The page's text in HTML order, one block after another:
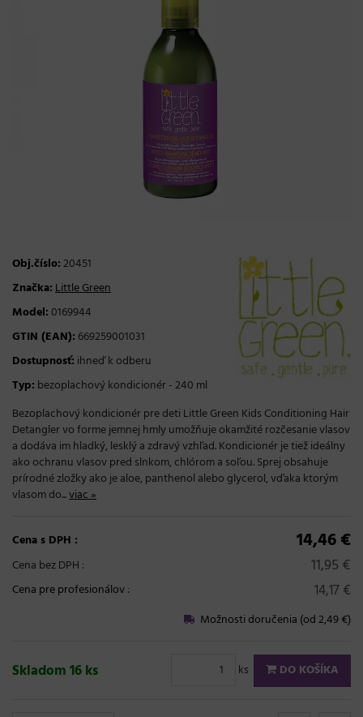
Obj.číslo:20451
Značka:Little Green
Model:0169944
GTIN (EAN): 669259001031
Dostupnosť: ihneď k odberu
Typ: bezoplachový kondicionér - 240 ml
Bezoplachový kondicionér pre deti Little Green Kids Conditioning Hair
Detangler vo forme jemnej hmly umožňuje okamžité rozčesanie vlasov
a dodáva im hladký, lesklý a zdravý vzhľad. Kondicionér je tiež ideálny
ako ochranu vlasov pred slnkom, chlórom a soľou. Sprej obsahuje
prírodné zložky ako je aloe, panthenol alebo glycerol, vďaka ktorým
vlasom do...viac »
Cena s DPH : 14,46 €
Cena bez DPH : 11,95 €
Cena pre profesionálov: 14,17 €
Možnosti doručenia (od 2,49 €)
Skladom 16 ks ks DO KOŠÍKA